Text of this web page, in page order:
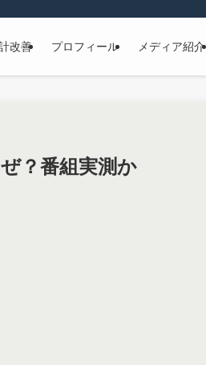
改善 プロフィール メディア紹介
？番組実測か